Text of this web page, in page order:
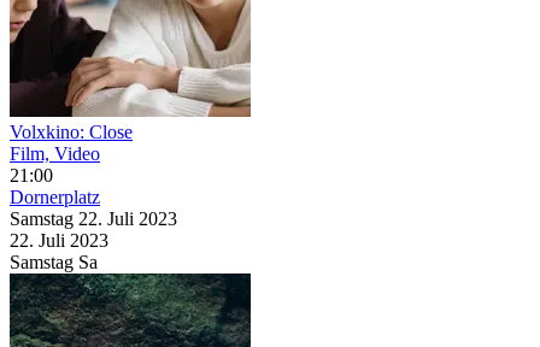
Volxkino: Close
Film, Video
21:00
Dornerplatz
Samstag 22. Juli 2023
22. Juli 2023
Samstag Sa